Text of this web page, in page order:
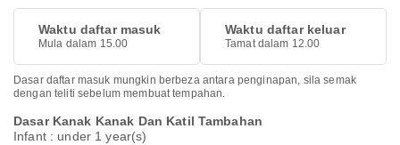
Waktu daftar masuk
Mula dalam 15.00
Waktu daftar keluar
Tamat dalam 12.00
Dasar daftar masuk mungkin berbeza antara penginapan, sila semak
dengan teliti sebelum membuat tempahan.
Dasar Kanak Kanak Dan Katil Tambahan
Infant : under 1 year(s)